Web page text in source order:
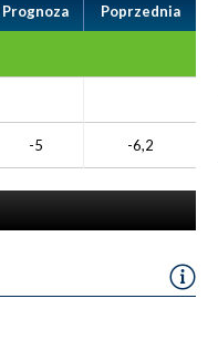
Prognoza Poprzednia
-5 -6,2